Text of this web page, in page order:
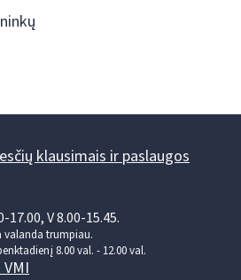
klausimais ir paslaugos
V 8.00-15.45.
valanda trumpiau.
8.00 val. - 12.00 val.